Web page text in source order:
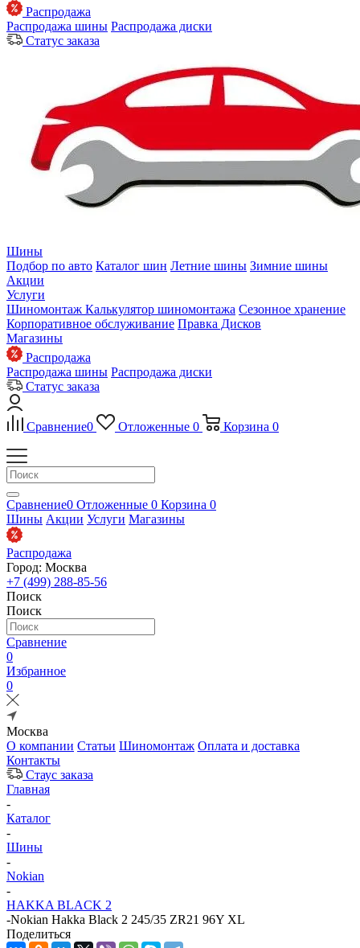
Распродажа
Распродажа шины Распродажа диски
Статус заказа
Шины
Подбор по авто Каталог шин Летние шины Зимние шины
Акции
Услуги
Шиномонтаж Калькулятор шиномонтажа Сезонное хранение
Корпоративное обслуживание Правка Дисков
Магазины
Распродажа
Распродажа шины Распродажа диски
Статус заказа
Сравнение0 Отложенные 0 Корзина 0
Сравнение0 Отложенные 0 Корзина 0
Шины Акции Услуги Магазины
Распродажа
Город: Москва
+7 (499) 288-85-56
Поиск
Поиск
Сравнение
0
Избранное
0
Москва
О компании Статьи Шиномонтаж Оплата и доставка
Контакты
Стаус заказа
Главная
-
Каталог
-
Шины
-
Nokian
-
HAKKA BLACK 2
-Nokian Hakka Black 2 245/35 ZR21 96Y XL
Поделиться